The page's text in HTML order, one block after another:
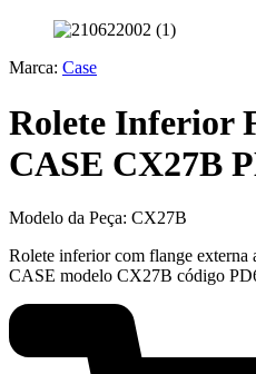
Marca: Case
Rolete Inferior
CASE CX27B
Modelo da Peça: CX27B
Rolete inferior com flange externa
CASE modelo CX27B código